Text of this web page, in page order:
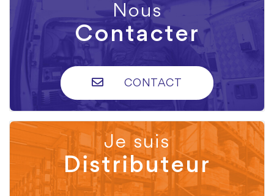
Nous
Contacter
CONTACT
Je suis
Distributeur